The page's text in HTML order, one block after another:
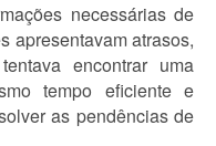
necessárias de
apresentavam atrasos,
encontrar uma
tempo eficiente e
as pendências de